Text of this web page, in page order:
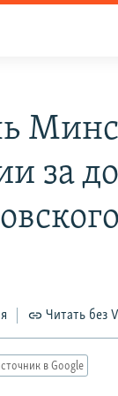
за
Читать без
в Google